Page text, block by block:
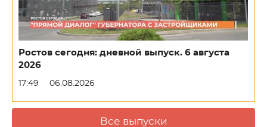
Ростов сегодня: дневной выпуск. 6 августа
2026
17:49 06.08.2026
Все выпуски